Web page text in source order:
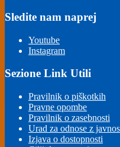
Sledite nam naprej
Youtube
Instagram
Sezione Link Utili
Pravilnik o piškotkih
Pravne opombe
Pravilnik o zasebnosti
Urad za odnose z
Izjava o dostopnosti